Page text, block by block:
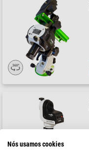
Nós usamos cookies